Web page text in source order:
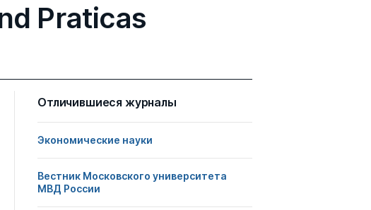
Praticas
Отличившиеся журналы
Экономические науки
Вестник Московского университета
МВД России